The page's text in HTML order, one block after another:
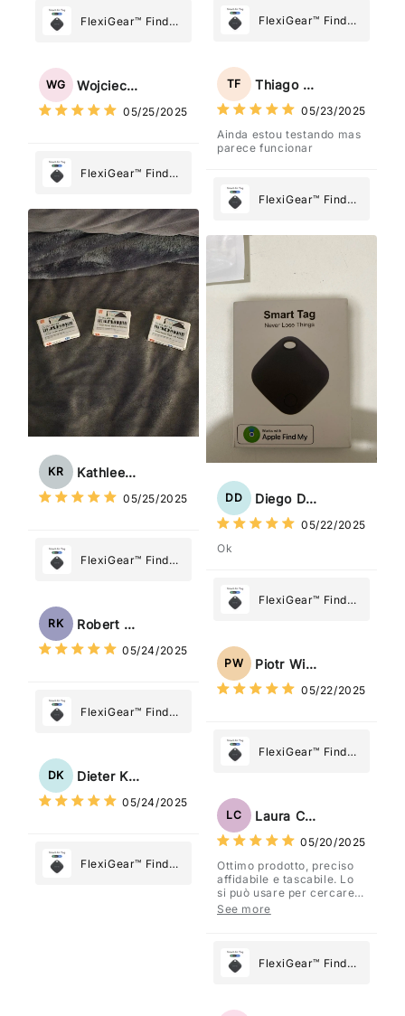
FlexiGear™ Find
Tag: Never Lose
What Matters
Most
WG Wojciech Grabowski
05/25/2025
FlexiGear™ Find
Tracker Smart Air
Tag: Never Lose
What Matters
Most
KR Kathleen Rogers
05/25/2025
FlexiGear™ Find
Tag: Never Lose
Most
RK Robert Kaczmarek
05/24/2025
FlexiGear™ Find
Tag: Never Lose
Most
DK Dieter Kraus
05/24/2025
FlexiGear™ Find
FlexiGear™ Find
Tag: Never Lose
What Matters
Most
TF Thiago Freitas
05/23/2025
Ainda estou testando mas
parece funcionar
FlexiGear™ Find
Tracker Smart Air
What Matters
Most
DD Diego Dias
05/22/2025
Ok
FlexiGear™ Find
Tag: Never Lose
Most
PW Piotr Wiśniewski
05/22/2025
FlexiGear™ Find
Tag: Never Lose
Most
LC Laura Costa
05/20/2025
Ottimo prodotto, preciso
affidabile e tascabile. Lo
si può usare per cercare
davvero qualsiasi cosa
See more
FlexiGear™ Find